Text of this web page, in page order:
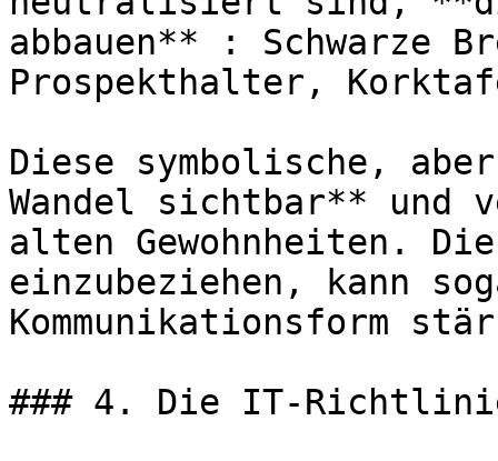
abbauen** : Schwarze
Prospekthalter,
Diese symbolische,
Wandel sichtbar** und
alten Gewohnheiten.
einzubeziehen, kann
Kommunikationsform
### 4. Die IT-